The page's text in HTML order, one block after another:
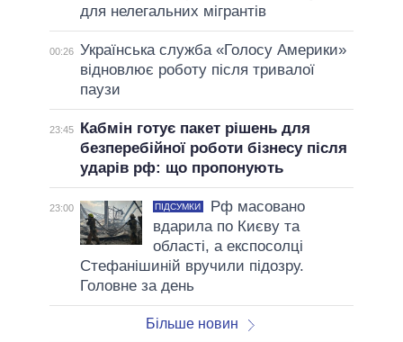
для нелегальних мігрантів
00:26 Українська служба «Голосу Америки»
відновлює роботу після тривалої
паузи
23:45
Кабмін готує пакет рішень для
безперебійної роботи бізнесу після
ударів рф: що пропонують
23:00 ПІДСУМКИ
Рф масовано
вдарила по Києву та
області, а експосолці
Стефанішиній вручили підозру.
Головне за день
Більше новин